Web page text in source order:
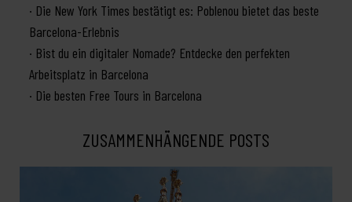
Die New York Times bestätigt es: Poblenou bietet das beste
Barcelona-Erlebnis
Bist du ein digitaler Nomade? Entdecke den perfekten
Arbeitsplatz in Barcelona
Die besten Free Tours in Barcelona
ZUSAMMENHÄNGENDE POSTS